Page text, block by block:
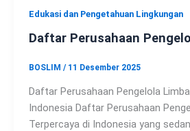
Edukasi dan Pengetahuan Lingkungan
Daftar Perusahaan
BOSLIM / 11 Desember 2025
Daftar Perusahaan Pengelola
Indonesia Daftar Perusahaan
Terpercaya di Indonesia yang